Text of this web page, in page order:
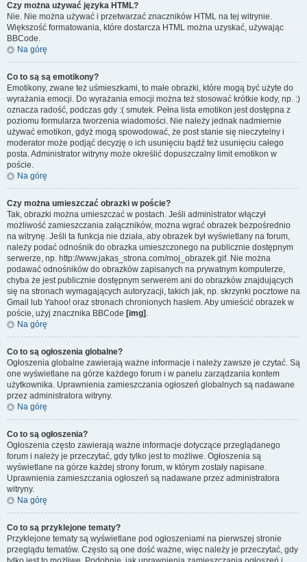
Czy można używać języka HTML?
Nie. Nie można używać i przetwarzać znaczników HTML na tej witrynie.
Większość formatowania, które dostarcza HTML można uzyskać, używając
BBCode.
Na górę
Co to są są emotikony?
Emotikony, zwane też uśmieszkami, to małe obrazki, które mogą być użyte do
wyrażania emocji. Do wyrażania emocji można też stosować krótkie kody, np. :)
oznacza radość, podczas gdy :( smutek. Pełna lista emotikon jest dostępna z
poziomu formularza tworzenia wiadomości. Nie należy jednak nadmiernie
używać emotikon, gdyż mogą spowodować, że post stanie się nieczytelny i
moderator może podjąć decyzję o ich usunięciu bądź też usunięciu całego
posta. Administrator witryny może określić dopuszczalny limit emotikon w
poście.
Na górę
Czy można umieszczać obrazki w poście?
Tak, obrazki można umieszczać w postach. Jeśli administrator włączył
możliwość zamieszczania załączników, można wgrać obrazek bezpośrednio
na witrynę. Jeśli ta funkcja nie działa, aby obrazek był wyświetlany na forum,
należy podać odnośnik do obrazka umieszczonego na publicznie dostępnym
serwerze, np. http://www.jakas_strona.com/moj_obrazek.gif. Nie można
podawać odnośników do obrazków zapisanych na prywatnym komputerze,
chyba że jest publicznie dostępnym serwerem ani do obrazków znajdujących
się na stronach wymagających autoryzacji, takich jak, np. skrzynki pocztowe na
Gmail lub Yahoo! oraz stronach chronionych hasłem. Aby umieścić obrazek w
poście, użyj znacznika BBCode [img] .
Na górę
Co to są ogłoszenia globalne?
Ogłoszenia globalne zawierają ważne informacje i należy zawsze je czytać. Są
one wyświetlane na górze każdego forum i w panelu zarządzania kontem
użytkownika. Uprawnienia zamieszczania ogłoszeń globalnych są nadawane
przez administratora witryny.
Na górę
Co to są ogłoszenia?
Ogłoszenia często zawierają ważne informacje dotyczące przeglądanego
forum i należy je przeczytać, gdy tylko jest to możliwe. Ogłoszenia są
wyświetlane na górze każdej strony forum, w którym zostały napisane.
Uprawnienia zamieszczania ogłoszeń są nadawane przez administratora
witryny.
Na górę
Co to są przyklejone tematy?
Przyklejone tematy są wyświetlane pod ogłoszeniami na pierwszej stronie
przeglądu tematów. Często są one dość ważne, więc należy je przeczytać, gdy